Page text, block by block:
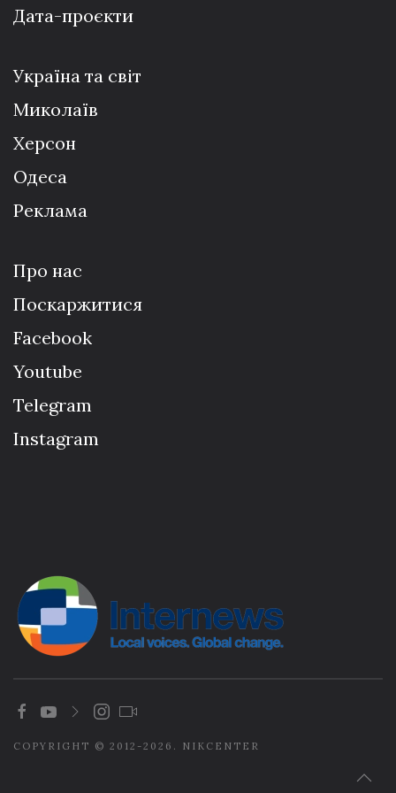
Дата-проєкти
Україна та світ
Миколаїв
Херсон
Одеса
Реклама
Про нас
Поскаржитися
Facebook
Youtube
Telegram
Instagram
COPYRIGHT © 2012-2026. NIKCENTER